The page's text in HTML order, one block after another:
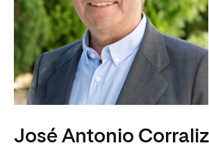
José Antonio